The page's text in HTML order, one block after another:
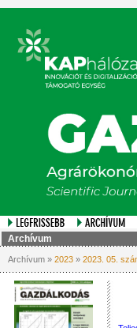
Archívum
Archívum » 2023 » 2023. 05.